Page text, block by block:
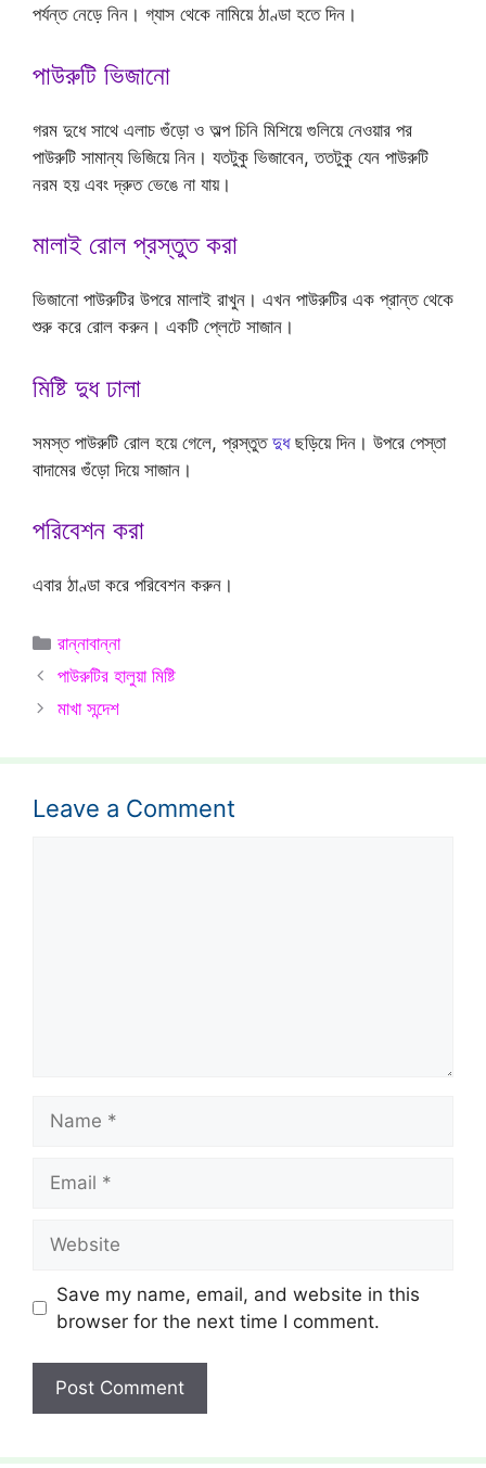
পর্যন্ত নেড়ে নিন। গ্যাস থেকে নামিয়ে ঠাণ্ডা হতে দিন।
পাউরুটি ভিজানো
গরম দুধে সাথে এলাচ গুঁড়ো ও অল্প চিনি মিশিয়ে গুলিয়ে নেওয়ার পর
পাউরুটি সামান্য ভিজিয়ে নিন। যতটুকু ভিজাবেন, ততটুকু যেন পাউরুটি
নরম হয় এবং দ্রুত ভেঙে না যায়।
মালাই রোল প্রস্তুত করা
ভিজানো পাউরুটির উপরে মালাই রাখুন। এখন পাউরুটির এক প্রান্ত থেকে
শুরু করে রোল করুন। একটি প্লেটে সাজান।
মিষ্টি দুধ ঢালা
সমস্ত পাউরুটি রোল হয়ে গেলে, প্রস্তুত দুধছড়িয়ে দিন। উপরে পেস্তা
বাদামের গুঁড়ো দিয়ে সাজান।
পরিবেশন করা
এবার ঠাণ্ডা করে পরিবেশন করুন।
Categories
রান্নাবান্না
পাউরুটির হালুয়া মিষ্টি
মাখা সন্দেশ
Leave a Comment
Save my name, email, and website in this
browser for the next time I comment.